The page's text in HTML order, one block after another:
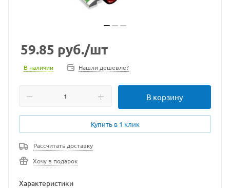
59.85 руб./шт
В наличии Нашли дешевле?
В корзину
Купить в 1 клик
Рассчитать доставку
Хочу в подарок
Характеристики